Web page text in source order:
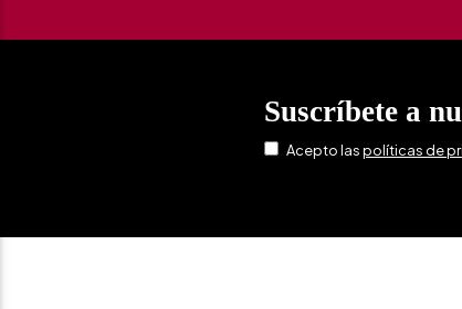
Suscríbete a
Acepto laspolíticas de